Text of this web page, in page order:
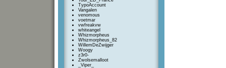
TypoAccount
Vangalen
venomous
voetmar
vwfreakvw
whiteangel
Whizmorpheus
Whizmorpheus_82
WillemDeZwijger
Woogy
z3r0-
Zwolsemalloot
_Viper_